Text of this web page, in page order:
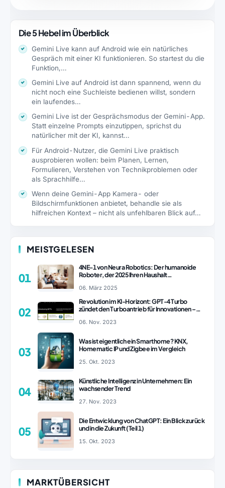
Die 5 Hebel im Überblick
Gemini Live kann auf Android wie ein natürliches
Gespräch mit einer KI funktionieren. So startest du die
Funktion,…
Gemini Live auf Android ist dann spannend, wenn du
nicht noch eine Suchleiste bedienen willst, sondern
ein laufendes…
Gemini Live ist der Gesprächsmodus der Gemini-App.
Statt einzelne Prompts einzutippen, sprichst du
natürlicher mit der KI, kannst…
Für Android-Nutzer, die Gemini Live praktisch
ausprobieren wollen: beim Planen, Lernen,
Formulieren, Verstehen von Technikproblemen oder
als Sprachhilfe…
Wenn deine Gemini-App Kamera- oder
Bildschirmfunktionen anbietet, behandle sie als
hilfreichen Kontext – nicht als unfehlbaren Blick auf…
MEISTGELESEN
01
4NE-1 von Neura Robotics: Der humanoide
Roboter, der 2025 Ihren Haushalt
06. März 2025
02
Revolution im KI-Horizont: GPT-4 Turbo
zündet den Turboantrieb für Innovationen –
06. Nov. 2023
03
Was ist eigentlich ein Smarthome? KNX,
Homematic IP und Zigbee im Vergleich
25. Okt. 2023
04
Künstliche Intelligenz in Unternehmen: Ein
wachsender Trend
27. Nov. 2023
05
Die Entwicklung von ChatGPT: Ein Blick zurück
und in die Zukunft (Teil 1)
15. Okt. 2023
MARKTÜBERSICHT